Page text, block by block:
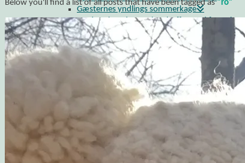
Gæsternes yndlings sommerkage
Madværkstedet: Frokostbuffet med farverige
Opskrift: Luksusagtig brunsviger
Opskrift på kransekage
Opskrift: Saftige “romkugler”, der overholder
Fluffy søndagspandekager med blåbærsylt
Opskrift: Fastelavnsboller med hindbærskum
Gemalens Kager – Galleri
Nyhedsbrev
Om mig
Mine foretrukne webshops
Inspirerende blogs
Privatlivspolitik
Below you'll find a list of all posts that have been tagged as“ro”